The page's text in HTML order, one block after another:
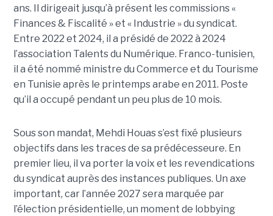
ans. Il dirigeait jusqu’à présent les commissions «
Finances & Fiscalité » et « Industrie » du syndicat.
Entre 2022 et 2024, il a présidé de 2022 à 2024
l’association Talents du Numérique. Franco-tunisien,
il a été nommé ministre du Commerce et du Tourisme
en Tunisie après le printemps arabe en 2011. Poste
qu’il a occupé pendant un peu plus de 10 mois.
Sous son mandat, Mehdi Houas s’est fixé plusieurs
objectifs dans les traces de sa prédécesseure. En
premier lieu, il va porter la voix et les revendications
du syndicat auprès des instances publiques. Un axe
important, car l’année 2027 sera marquée par
l’élection présidentielle, un moment de lobbying